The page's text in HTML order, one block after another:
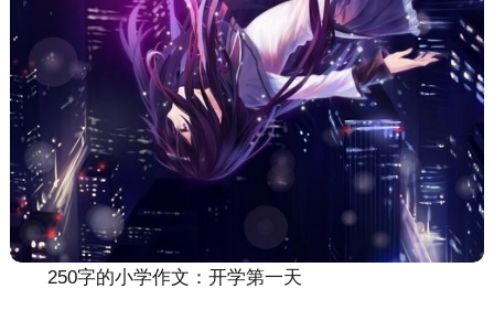
250字的小学作文：开学第一天